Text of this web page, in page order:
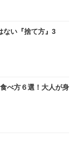
ない『捨て方』3
べ方６選！大人が身